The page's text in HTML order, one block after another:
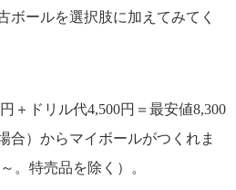
ボールを選択肢に加えてみてく
＋ドリル代4,500円＝最安値8,300
合）からマイボールがつくれま
。特売品を除く）。